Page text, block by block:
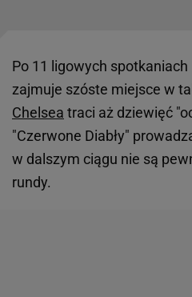
Po 11 ligowych
zajmuje szóste miejsce w
Chelsea traci aż dziewięć
"Czerwone Diabły"
w dalszym ciągu nie są
rundy.